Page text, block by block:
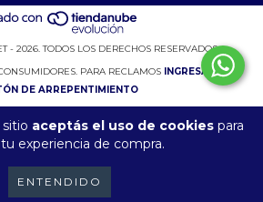
aceptás el uso de cookiespara
experiencia de compra.
ENTENDIDO
- 2026. TODOS LOS DERECHOS RESERVADOS.
PARA RECLAMOS
INGRESÁ ACÁ.
DE ARREPENTIMIENTO